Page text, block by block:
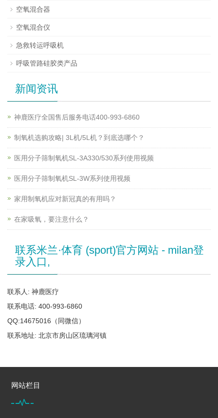
空氧混合器
空氧混合仪
急救转运呼吸机
呼吸管路硅胶类产品
新闻资讯
神鹿医疗全国售后服务电话400-993-6860
制氧机选购攻略| 3L机/5L机？到底选哪个？
医用分子筛制氧机SL-3A330/530系列使用视频
医用分子筛制氧机SL-3W系列使用视频
家用制氧机应对新冠真的有用吗？
在家吸氧，要注意什么？
联系米兰·体育 (sport)官方网站 - milan登
录入口,
联系人: 神鹿医疗
联系电话: 400-993-6860
QQ:14675016（同微信）
联系地址: 北京市房山区琉璃河镇
网站栏目